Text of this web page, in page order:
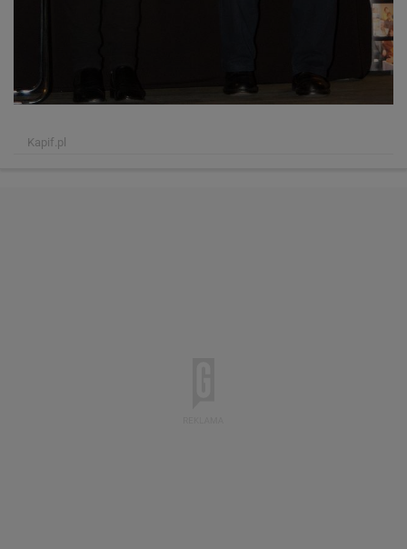
Kapif.pl